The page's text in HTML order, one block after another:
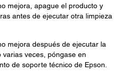
mejora, apague el producto y
antes de ejecutar otra limpieza
mejora después de ejecutar la
veces, póngase en
de soporte técnico de Epson.